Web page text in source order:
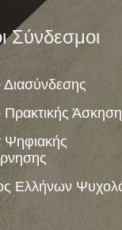
Σύνδεσμοι
Διασύνδεσης
Πρακτικής
Ελλήνων